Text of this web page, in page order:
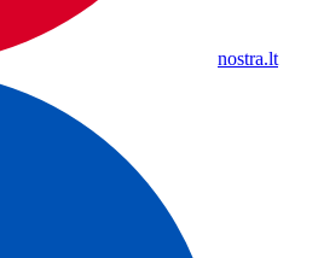
nostra.lt